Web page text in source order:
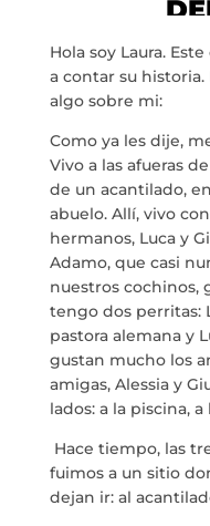
Hola soy Laura.
a contar su
algo sobre mi:
Como ya les dije,
Vivo a las afueras
de un acantilado,
abuelo. Allí, vivo
hermanos, Luca y
Adamo, que casi
nuestros cochinos,
tengo dos perritas:
pastora alemana y
gustan mucho los
amigas, Alessia y
lados: a la piscina,
Hace tiempo, las
fuimos a un sitio
dejan ir: al